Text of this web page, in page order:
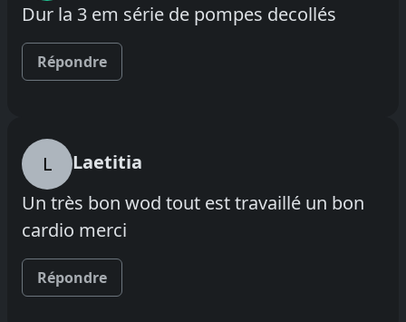
Dur la 3 em série de pompes decollés
Répondre
L
Laetitia
Un très bon wod tout est travaillé un bon
cardio merci
Répondre